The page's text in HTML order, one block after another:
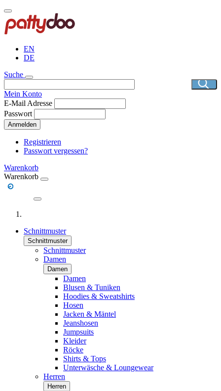
Direkt
zum
Inhalt
EN
DE
Suche
Mein Konto
E-Mail Adresse
Passwort
Anmelden
Registrieren
Passwort vergessen?
Warenkorb
Warenkorb
Schnittmuster
Schnittmuster
Schnittmuster
Damen
Damen
Damen
Blusen & Tuniken
Hoodies & Sweatshirts
Hosen
Jacken & Mäntel
Jeanshosen
Jumpsuits
Kleider
Röcke
Shirts & Tops
Unterwäsche & Loungewear
Herren
Herren